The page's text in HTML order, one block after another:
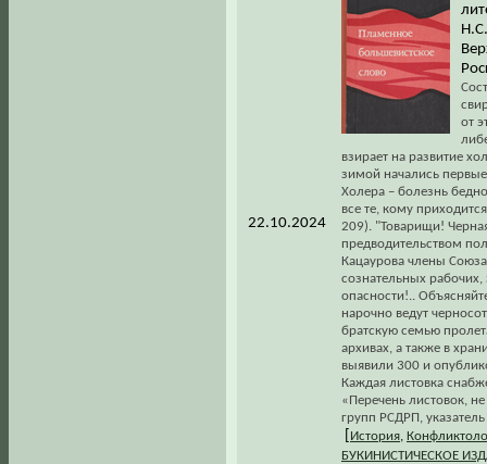
22.10.2024
от
взирает на развитие
зимой начались
Холера – болезнь
все те, кому
209). "Товарищи!
предводительством
Кацаурова члены
сознательных
опасности!..
нарочно ведут
братскую семью
архивах, а также в
выявили 300 и
Каждая листовка
«Перечень листовок,
групп РСДРП,
История
БУКИНИСТИЧЕСКОЕ